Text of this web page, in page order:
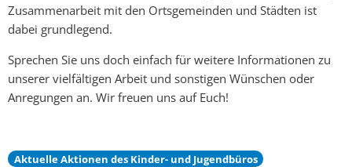
Zusammenarbeit mit den Ortsgemeinden und Städten ist
dabei grundlegend.
Sprechen Sie uns doch einfach für weitere Informationen zu
unserer vielfältigen Arbeit und sonstigen Wünschen oder
Anregungen an. Wir freuen uns auf Euch!
Aktuelle Aktionen des Kinder- und Jugendbüros